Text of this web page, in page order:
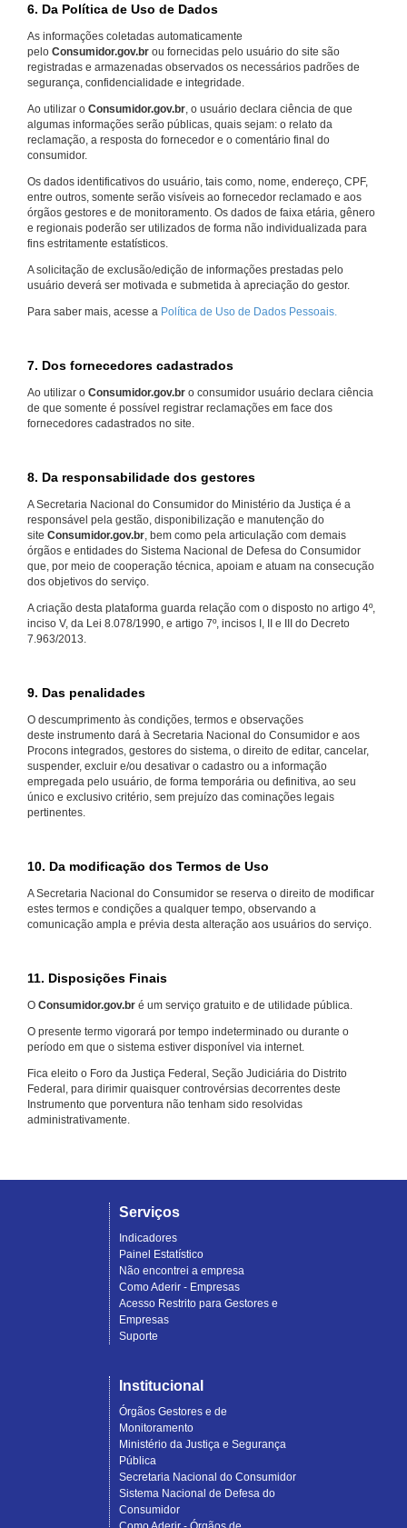
6. Da Política de Uso de Dados
As informações coletadas automaticamente
pelo Consumidor.gov.br ou fornecidas pelo usuário do site são
registradas e armazenadas observados os necessários padrões de
segurança, confidencialidade e integridade.
Ao utilizar o Consumidor.gov.br , o usuário declara ciência de que
algumas informações serão públicas, quais sejam: o relato da
reclamação, a resposta do fornecedor e o comentário final do
consumidor.
Os dados identificativos do usuário, tais como, nome, endereço, CPF,
entre outros, somente serão visíveis ao fornecedor reclamado e aos
órgãos gestores e de monitoramento. Os dados de faixa etária, gênero
e regionais poderão ser utilizados de forma não individualizada para
fins estritamente estatísticos.
A solicitação de exclusão/edição de informações prestadas pelo
usuário deverá ser motivada e submetida à apreciação do gestor.
Para saber mais, acesse a Política de Uso de Dados Pessoais.
7. Dos fornecedores cadastrados
Ao utilizar o Consumidor.gov.br o consumidor usuário declara ciência
de que somente é possível registrar reclamações em face dos
fornecedores cadastrados no site.
8. Da responsabilidade dos gestores
A Secretaria Nacional do Consumidor do Ministério da Justiça é a
responsável pela gestão, disponibilização e manutenção do
site Consumidor.gov.br, bem como pela articulação com demais
órgãos e entidades do Sistema Nacional de Defesa do Consumidor
que, por meio de cooperação técnica, apoiam e atuam na consecução
dos objetivos do serviço.
A criação desta plataforma guarda relação com o disposto no artigo 4º,
inciso V, da Lei 8.078/1990, e artigo 7º, incisos I, II e III do Decreto
7.963/2013.
9. Das penalidades
O descumprimento às condições, termos e observações
deste instrumento dará à Secretaria Nacional do Consumidor e aos
Procons integrados, gestores do sistema, o direito de editar, cancelar,
suspender, excluir e/ou desativar o cadastro ou a informação
empregada pelo usuário, de forma temporária ou definitiva, ao seu
único e exclusivo critério, sem prejuízo das cominações legais
pertinentes.
10. Da modificação dos Termos de Uso
A Secretaria Nacional do Consumidor se reserva o direito de modificar
estes termos e condições a qualquer tempo, observando a
comunicação ampla e prévia desta alteração aos usuários do serviço.
11. Disposições Finais
O Consumidor.gov.br é um serviço gratuito e de utilidade pública.
O presente termo vigorará por tempo indeterminado ou durante o
período em que o sistema estiver disponível via internet.
Fica eleito o Foro da Justiça Federal, Seção Judiciária do Distrito
Federal, para dirimir quaisquer controvérsias decorrentes deste
Instrumento que porventura não tenham sido resolvidas
administrativamente.
Serviços
Indicadores
Painel Estatístico
Não encontrei a empresa
Como Aderir - Empresas
Acesso Restrito para Gestores e
Empresas
Suporte
Institucional
Órgãos Gestores e de
Monitoramento
Ministério da Justiça e Segurança
Pública
Secretaria Nacional do Consumidor
Sistema Nacional de Defesa do
Consumidor